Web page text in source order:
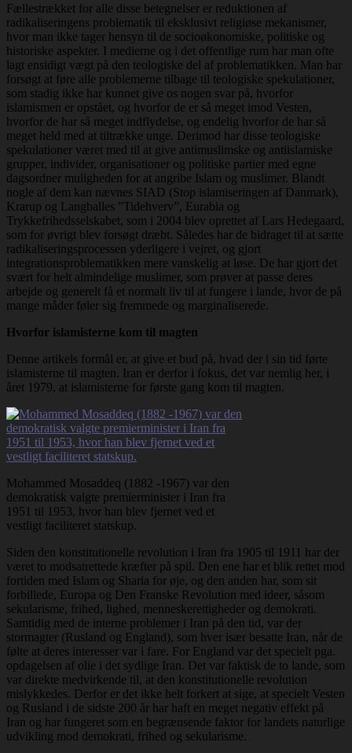
Fællestrækket for alle disse betegnelser er reduktionen af
radikaliseringens problematik til eksklusivt religiøse mekanismer,
hvor man ikke tager hensyn til de socioøkonomiske, politiske og
historiske aspekter. I medierne og i det offentlige rum har man ofte
lagt ensidigt vægt på den teologiske del af problematikken. Man har
forsøgt at føre alle problemerne tilbage til teologiske spekulationer,
som stadig ikke har kunnet give os nogen svar på, hvorfor
islamismen er opstået, og hvorfor de er så meget imod Vesten,
hvorfor de har så meget indflydelse, og endelig hvorfor de har så
meget held med at tiltrække unge. Derimod har disse teologiske
spekulationer været med til at give antimuslimske og antiislamiske
grupper, individer, organisationer og politiske partier med egne
dagsordner muligheden for at angribe Islam og muslimer. Blandt
nogle af dem kan nævnes SIAD (Stop islamiseringen af Danmark),
Krarup og Langballes ”Tidehverv”, Eurabia og
Trykkefrihedsselskabet, som i 2004 blev oprettet af Lars Hedegaard,
som for øvrigt blev forsøgt dræbt. Således har de bidraget til at sætte
radikaliseringsprocessen yderligere i vejret, og gjort
integrationsproblematikken mere vanskelig at løse. De har gjort det
svært for helt almindelige muslimer, som prøver at passe deres
arbejde og generelt få et normalt liv til at fungere i lande, hvor de på
mange måder føler sig fremmede og marginaliserede.
Hvorfor islamisterne kom til magten
Denne artikels formål er, at give et bud på, hvad der i sin tid førte
islamisterne til magten. Iran er derfor i fokus, det var nemlig her, i
året 1979, at islamisterne for første gang kom til magten.
Mohammed Mosaddeq (1882 -1967) var den
demokratisk valgte premierminister i Iran fra
1951 til 1953, hvor han blev fjernet ved et
vestligt faciliteret statskup.
Siden den konstitutionelle revolution i Iran fra 1905 til 1911 har der
været to modsatrettede kræfter på spil. Den ene har et blik rettet mod
fortiden med Islam og Sharia for øje, og den anden har, som sit
forbillede, Europa og Den Franske Revolution med ideer, såsom
sekularisme, frihed, lighed, menneskerettigheder og demokrati.
Samtidig med de interne problemer i Iran på den tid, var der
stormagter (Rusland og England), som hver især besatte Iran, når de
følte at deres interesser var i fare. For England var det specielt pga.
opdagelsen af olie i det sydlige Iran. Det var faktisk de to lande, som
var direkte medvirkende til, at den konstitutionelle revolution
mislykkedes. Derfor er det ikke helt forkert at sige, at specielt Vesten
og Rusland i de sidste 200 år har haft en meget negativ effekt på
Iran og har fungeret som en begrænsende faktor for landets naturlige
udvikling mod demokrati, frihed og sekularisme.